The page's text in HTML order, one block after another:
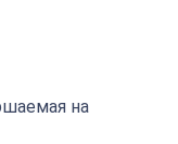
на